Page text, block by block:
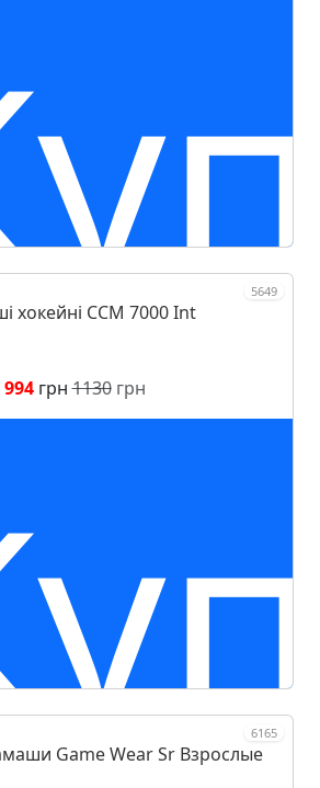
5649
хокейні CCM 7000 Int
994грн1130грн
6165
Game Wear Sr Взрослые